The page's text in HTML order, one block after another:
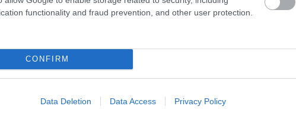
functionality and fraud prevention, and other user protection.
CONFIRM
Data Deletion Data Access Privacy Policy